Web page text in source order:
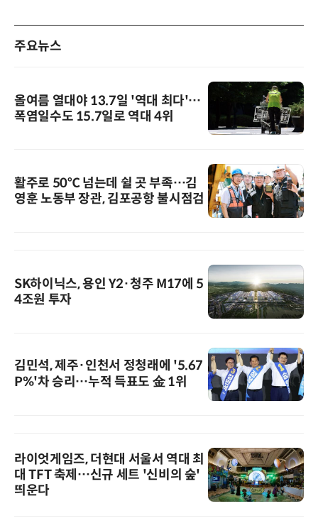
주요뉴스
올여름 열대야 13.7일 '역대 최다'…
폭염일수도 15.7일로 역대 4위
활주로 50℃ 넘는데 쉴 곳 부족…김
영훈 노동부 장관, 김포공항 불시점검
SK하이닉스, 용인 Y2·청주 M17에 5
4조원 투자
김민석, 제주·인천서 정청래에 '5.67
P%'차 승리…누적 득표도 金 1위
라이엇게임즈, 더현대 서울서 역대 최
대 TFT 축제…신규 세트 '신비의 숲'
띄운다